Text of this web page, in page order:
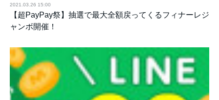
2021.03.26 15:00
【超PayPay祭】抽選で最大全額戻ってくるフィナーレジ
ャンボ開催！